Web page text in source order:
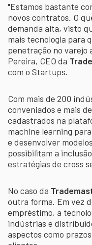
"Estamos bastante
novos contratos. O
demanda alta, visto
mais tecnologia para
penetração no varejo
Pereira, CEO da
com o Startups.
Com mais de 200
conveniados e mais
cadastrados na
machine learning
e desenvolver
possibilitam a
estratégias de cross
No caso da
outra forma. Em vez
empréstimo, a
indústrias e
aspectos como